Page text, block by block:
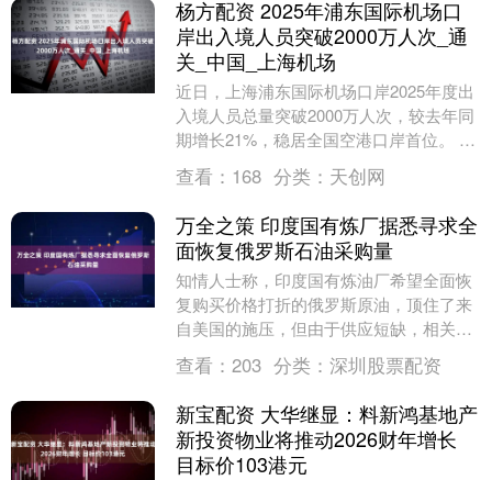
杨方配资 2025年浦东国际机场口
岸出入境人员突破2000万人次_通
关_中国_上海机场
近日，上海浦东国际机场口岸2025年度出
入境人员总量突破2000万人次，较去年同
期增长21%，稳居全国空港口岸首位。 免
签政策“组合拳” 外籍入境游持续升温 近....
查看： 168 分类： 天创网
万全之策 印度国有炼厂据悉寻求全
面恢复俄罗斯石油采购量
知情人士称，印度国有炼油厂希望全面恢
复购买价格打折的俄罗斯原油，顶住了来
自美国的施压，但由于供应短缺，相关计
划受阻。 知情人士表示，印尼炼厂的10月
装船俄油供应....
查看： 203 分类： 深圳股票配资
新宝配资 大华继显：料新鸿基地产
新投资物业将推动2026财年增长
目标价103港元